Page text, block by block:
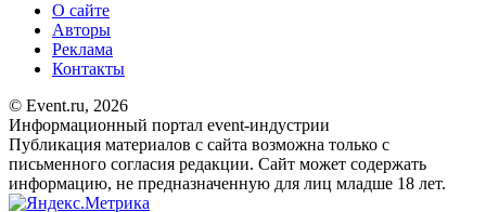
О сайте
Авторы
Реклама
Контакты
© Event.ru, 2026
Информационный портал event-индустрии
Публикация материалов с сайта возможна только с
письменного согласия редакции. Сайт может содержать
информацию, не предназначенную для лиц младше 18 лет.